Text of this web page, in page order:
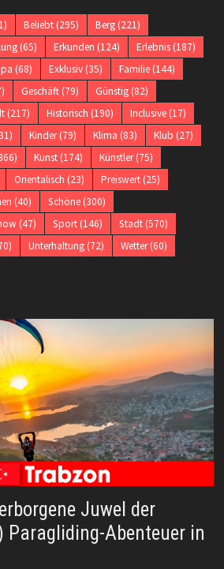
Beliebt(295) Berg(221)
(65) Erkunden (124) Erlebnis(187)
(68) Exklusiv(35) Familie(144)
Geschäft(79) Günstig(82)
(217) Historisch (190) Inclusive(17)
Kinder(79) Klima (83) Klub (27)
Kunst(174) Künstler(75)
Orientalisch (23) Preiswert(25)
(40) Schöne(300)
(47) Sport(146) Stadt(570)
Unterhaltung(72) Wetter(60)
Juwel der
Paragliding-Abenteuer in